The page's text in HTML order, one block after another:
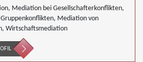
Mediation bei Gesellschafterkonflikten,
Mediation von
Wirtschaftsmediation